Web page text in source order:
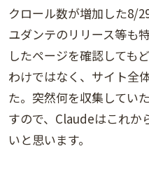
クロール数が増加した8/
ユダンテのリリース等も
したページを確認しても
わけではなく、サイト全
た。突然何を収集してい
すので、Claudeはこれか
いと思います。